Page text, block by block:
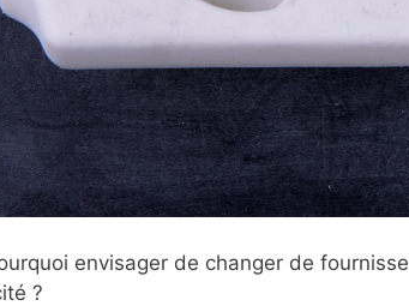
envisager de changer de
?